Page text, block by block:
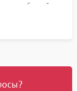
вибраций,
корпусом.